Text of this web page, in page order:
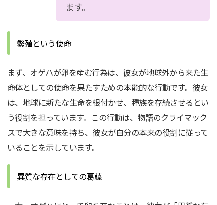
ます。
繁殖という使命
まず、オゲハが卵を産む行為は、彼女が地球外から来た生
命体としての使命を果たすための本能的な行動です。彼女
は、地球に新たな生命を根付かせ、種族を存続させるとい
う役割を担っています。この行動は、物語のクライマック
スで大きな意味を持ち、彼女が自分の本来の役割に従って
いることを示しています。
異質な存在としての葛藤